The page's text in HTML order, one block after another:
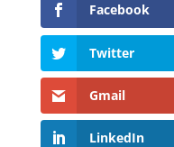
Facebook
Twitter
Gmail
LinkedIn